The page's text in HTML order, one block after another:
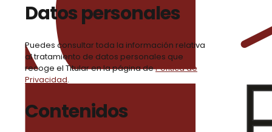
Datos personales
Puedes consultar toda la información relativa
al tratamiento de datos personales que
recoge el Titular en la página dePolítica de
Privacidad.
Contenidos